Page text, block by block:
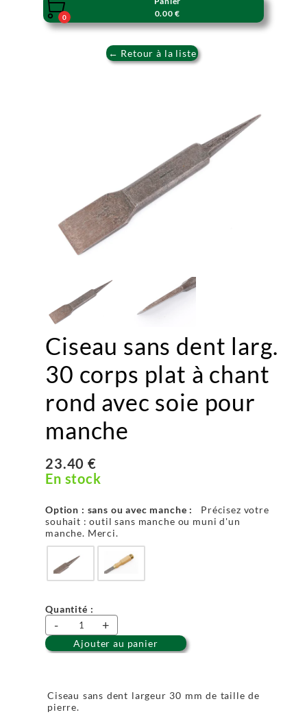

0
0.00 €
← Retour à la liste
Ciseau sans dent larg.
30 corps plat à chant
rond avec soie pour
manche
23.40 €
En stock
Option : sans ou avec manche :
Précisez votre
souhait : outil sans manche ou muni d'un
manche. Merci.
Quantité :
- +
Ajouter au panier
Ciseau sans dent largeur 30 mm de taille de
pierre.